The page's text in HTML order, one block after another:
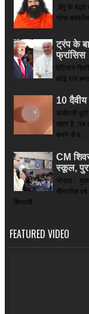
डेंगू के बढ़ते
प्रेस कांफ्रेंस
ट्रंप के
फ्रांसिस
वेटिकन
कोई राय
10
संजीवनी
रहता है, तब
करने से व...
CM
स्कूल,
भोपाल :
सैंतालीस
शिवाजी...
FEATURED VIDEO